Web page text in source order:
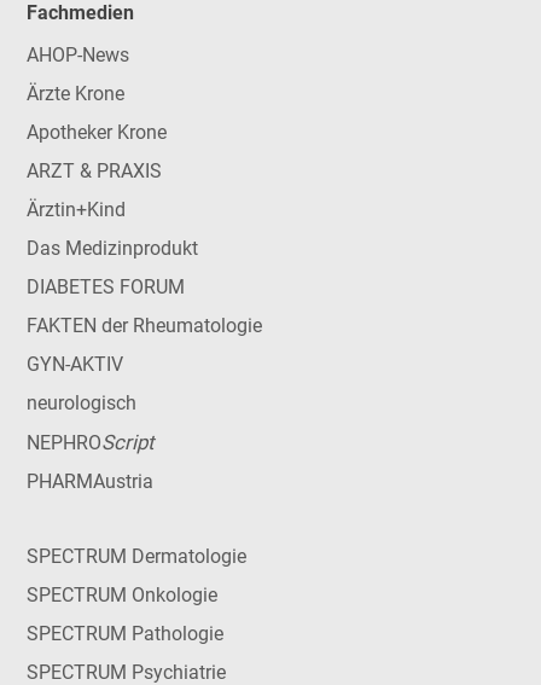
Fachmedien
AHOP-News
Ärzte Krone
Apotheker Krone
ARZT & PRAXIS
Ärztin+Kind
Das Medizinprodukt
DIABETES FORUM
FAKTEN der Rheumatologie
GYN-AKTIV
neurologisch
NEPHROScript
PHARMAustria
SPECTRUM Dermatologie
SPECTRUM Onkologie
SPECTRUM Pathologie
SPECTRUM Psychiatrie